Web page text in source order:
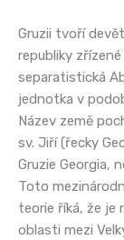
Gruzii tvoří
republiky
separatistická
jednotka v
Název země
sv. Jiří (řecky
Gruzie Georgia,
Toto
teorie říká, že je
oblasti mezi